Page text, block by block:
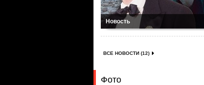
Новость
ВСЕ НОВОСТИ (12)
Фото